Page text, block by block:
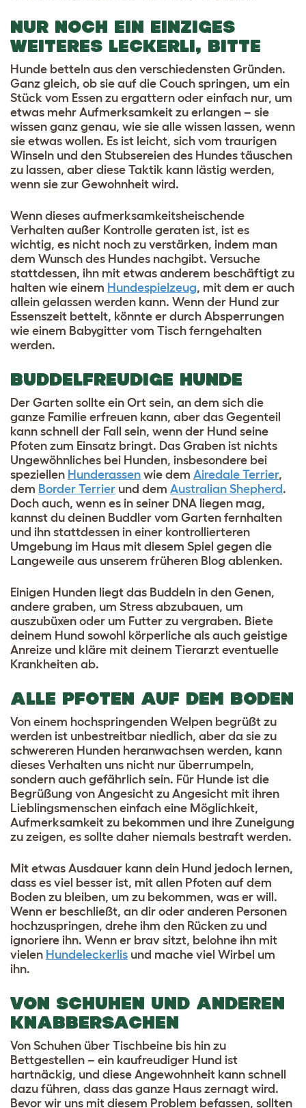
NUR NOCH EIN EINZIGES
WEITERES LECKERLI, BITTE
Hunde betteln aus den verschiedensten Gründen.
Ganz gleich, ob sie auf die Couch springen, um ein
Stück vom Essen zu ergattern oder einfach nur, um
etwas mehr Aufmerksamkeit zu erlangen – sie
wissen ganz genau, wie sie alle wissen lassen, wenn
sie etwas wollen. Es ist leicht, sich vom traurigen
Winseln und den Stubsereien des Hundes täuschen
zu lassen, aber diese Taktik kann lästig werden,
wenn sie zur Gewohnheit wird.
Wenn dieses aufmerksamkeitsheischende
Verhalten außer Kontrolle geraten ist, ist es
wichtig, es nicht noch zu verstärken, indem man
dem Wunsch des Hundes nachgibt. Versuche
stattdessen, ihn mit etwas anderem beschäftigt zu
halten wie einem Hundespielzeug, mit dem er auch
allein gelassen werden kann. Wenn der Hund zur
Essenszeit bettelt, könnte er durch Absperrungen
wie einem Babygitter vom Tisch ferngehalten
werden.
BUDDELFREUDIGE HUNDE
Der Garten sollte ein Ort sein, an dem sich die
ganze Familie erfreuen kann, aber das Gegenteil
kann schnell der Fall sein, wenn der Hund seine
Pfoten zum Einsatz bringt. Das Graben ist nichts
Ungewöhnliches bei Hunden, insbesondere bei
speziellen Hunderassen wie dem Airedale Terrier,
dem Border Terrier und dem Australian Shepherd .
Doch auch, wenn es in seiner DNA liegen mag,
kannst du deinen Buddler vom Garten fernhalten
und ihn stattdessen in einer kontrollierteren
Umgebung im Haus mit diesem Spiel gegen die
Langeweile aus unserem früheren Blog ablenken.
Einigen Hunden liegt das Buddeln in den Genen,
andere graben, um Stress abzubauen, um
auszubüxen oder um Futter zu vergraben. Biete
deinem Hund sowohl körperliche als auch geistige
Anreize und kläre mit deinem Tierarzt eventuelle
Krankheiten ab.
ALLE PFOTEN AUF DEM BODEN
Von einem hochspringenden Welpen begrüßt zu
werden ist unbestreitbar niedlich, aber da sie zu
schwereren Hunden heranwachsen werden, kann
dieses Verhalten uns nicht nur überrumpeln,
sondern auch gefährlich sein. Für Hunde ist die
Begrüßung von Angesicht zu Angesicht mit ihren
Lieblingsmenschen einfach eine Möglichkeit,
Aufmerksamkeit zu bekommen und ihre Zuneigung
zu zeigen, es sollte daher niemals bestraft werden.
Mit etwas Ausdauer kann dein Hund jedoch lernen,
dass es viel besser ist, mit allen Pfoten auf dem
Boden zu bleiben, um zu bekommen, was er will.
Wenn er beschließt, an dir oder anderen Personen
hochzuspringen, drehe ihm den Rücken zu und
ignoriere ihn. Wenn er brav sitzt, belohne ihn mit
vielen Hundeleckerlis und mache viel Wirbel um
ihn.
VON SCHUHEN UND ANDEREN
KNABBERSACHEN
Von Schuhen über Tischbeine bis hin zu
Bettgestellen – ein kaufreudiger Hund ist
hartnäckig, und diese Angewohnheit kann schnell
dazu führen, dass das ganze Haus zernagt wird.
Bevor wir uns mit diesem Problem befassen, sollten